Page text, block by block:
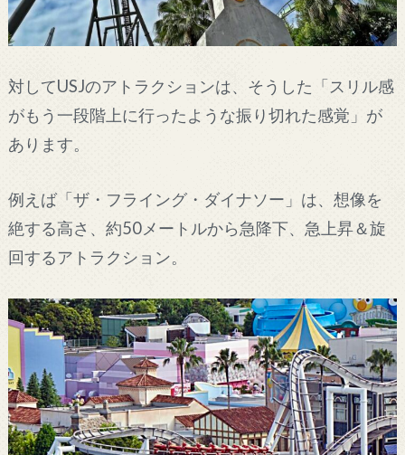
対してUSJのアトラクションは、そうした「スリル感
がもう一段階上に行ったような振り切れた感覚」が
あります。
例えば「ザ・フライング・ダイナソー」は、想像を
絶する高さ、約50メートルから急降下、急上昇＆旋
回するアトラクション。